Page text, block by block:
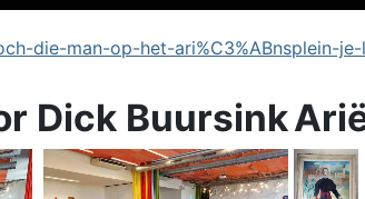
die-man-op-het-ari%C3%ABnsplein-
Dick Buursink